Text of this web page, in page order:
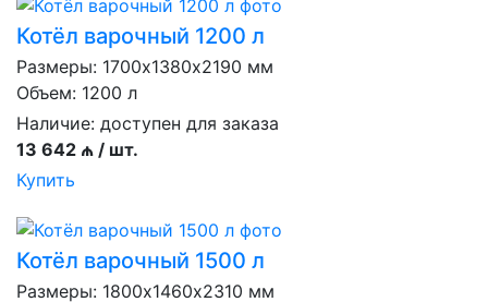
Котёл варочный 1200 л
Размеры: 1700х1380х2190 мм
Объем: 1200 л
Наличие: доступен для заказа
13 642 ₼ / шт.
Купить
Котёл варочный 1500 л
Размеры: 1800х1460х2310 мм